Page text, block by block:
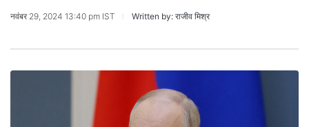
नवंबर 29, 2024 13:40 pm IST Written by: राजीव मिश्र